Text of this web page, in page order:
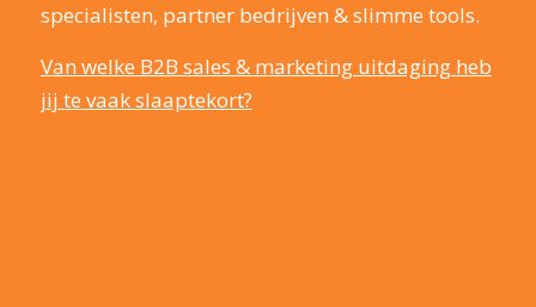
specialisten, partner bedrijven & slimme tools.
Van welke B2B sales & marketing uitdaging heb
jij te vaak slaaptekort?